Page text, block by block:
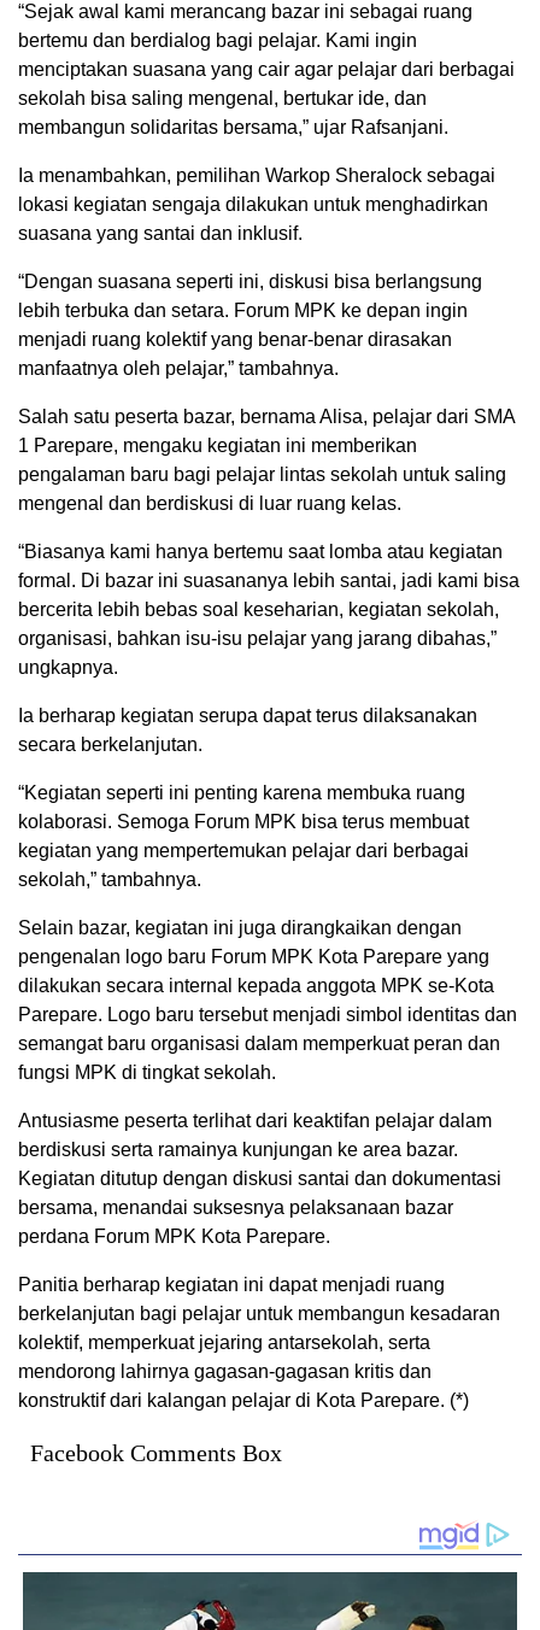
“Sejak awal kami merancang bazar ini sebagai ruang
bertemu dan berdialog bagi pelajar. Kami ingin
menciptakan suasana yang cair agar pelajar dari berbagai
sekolah bisa saling mengenal, bertukar ide, dan
membangun solidaritas bersama,” ujar Rafsanjani.
Ia menambahkan, pemilihan Warkop Sheralock sebagai
lokasi kegiatan sengaja dilakukan untuk menghadirkan
suasana yang santai dan inklusif.
“Dengan suasana seperti ini, diskusi bisa berlangsung
lebih terbuka dan setara. Forum MPK ke depan ingin
menjadi ruang kolektif yang benar-benar dirasakan
manfaatnya oleh pelajar,” tambahnya.
Salah satu peserta bazar, bernama Alisa, pelajar dari SMA
1 Parepare, mengaku kegiatan ini memberikan
pengalaman baru bagi pelajar lintas sekolah untuk saling
mengenal dan berdiskusi di luar ruang kelas.
“Biasanya kami hanya bertemu saat lomba atau kegiatan
formal. Di bazar ini suasananya lebih santai, jadi kami bisa
bercerita lebih bebas soal keseharian, kegiatan sekolah,
organisasi, bahkan isu-isu pelajar yang jarang dibahas,”
ungkapnya.
Ia berharap kegiatan serupa dapat terus dilaksanakan
secara berkelanjutan.
“Kegiatan seperti ini penting karena membuka ruang
kolaborasi. Semoga Forum MPK bisa terus membuat
kegiatan yang mempertemukan pelajar dari berbagai
sekolah,” tambahnya.
Selain bazar, kegiatan ini juga dirangkaikan dengan
pengenalan logo baru Forum MPK Kota Parepare yang
dilakukan secara internal kepada anggota MPK se-Kota
Parepare. Logo baru tersebut menjadi simbol identitas dan
semangat baru organisasi dalam memperkuat peran dan
fungsi MPK di tingkat sekolah.
Antusiasme peserta terlihat dari keaktifan pelajar dalam
berdiskusi serta ramainya kunjungan ke area bazar.
Kegiatan ditutup dengan diskusi santai dan dokumentasi
bersama, menandai suksesnya pelaksanaan bazar
perdana Forum MPK Kota Parepare.
Panitia berharap kegiatan ini dapat menjadi ruang
berkelanjutan bagi pelajar untuk membangun kesadaran
kolektif, memperkuat jejaring antarsekolah, serta
mendorong lahirnya gagasan-gagasan kritis dan
konstruktif dari kalangan pelajar di Kota Parepare. (*)
Facebook Comments Box